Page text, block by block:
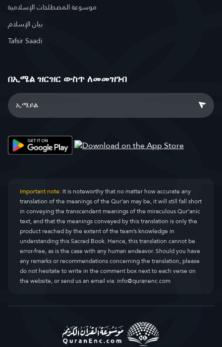
موسوعة المصطلحات الإسلامية
بيان الإسلام
Tafsir Saadi
በኢሜል ዝርዝር ውስጥ ለመመዝገብ
Important note:It is noteworthy that no matter how accurate any
translation of the meanings of the Qur’an may be, it will still fall short
in conveying the transcendent meanings of the miraculous Qur’anic
text, and that the meanings conveyed by this translation is only the
product reached by the extent of the team’s knowledge in
understanding this Sacred Book. Hence, this translation cannot be
error-free, as is the case with any human endeavor. Should you have
any remarks or recommendations concerning the translation, please
do not hesitate to write in the comment box next to each verse on
the website, or send us an email via:info@quranenc.com